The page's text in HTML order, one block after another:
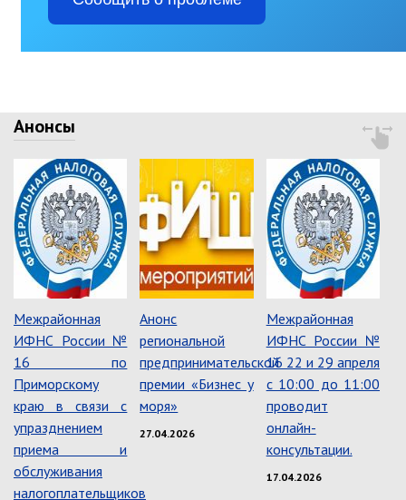
Управление образования
Городские диспетчерские
службы
Правила благоустройства
Капитальный ремонт
Схема
теплоснабжения,водоснабжения.
Программа комплексного
развития систем
коммун.инфраструктуры
Подготовка к отопительному
сезону
Тарифы, нормативы
Информирование граждан
Административно-хозяйственное
управление
Анонсы
Межрайонная
ИФНС России №
16 по
Приморскому
краю в связи с
упразднением
приема и
обслуживания
налогоплательщиков
Анонс
региональной
предпринимательской
премии «Бизнес у
моря»
27.04.2026
Межрайонная
ИФНС России №
16 22 и 29 апреля
с 10:00 до 11:00
проводит
онлайн-
консультации.
17.04.2026